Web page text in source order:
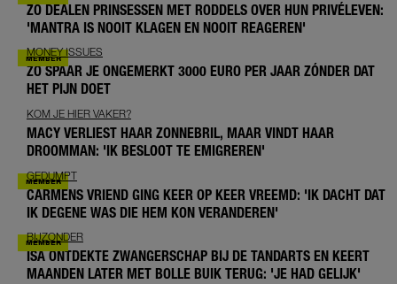
ZO DEALEN PRINSESSEN MET RODDELS OVER HUN PRIVÉLEVEN:
'MANTRA IS NOOIT KLAGEN EN NOOIT REAGEREN'
MONEY ISSUES
ZO SPAAR JE ONGEMERKT 3000 EURO PER JAAR ZÓNDER DAT
HET PIJN DOET
KOM JE HIER VAKER?
MACY VERLIEST HAAR ZONNEBRIL, MAAR VINDT HAAR
DROOMMAN: 'IK BESLOOT TE EMIGREREN'
GEDUMPT
CARMENS VRIEND GING KEER OP KEER VREEMD: 'IK DACHT DAT
IK DEGENE WAS DIE HEM KON VERANDEREN'
BIJZONDER
ISA ONTDEKTE ZWANGERSCHAP BIJ DE TANDARTS EN KEERT
MAANDEN LATER MET BOLLE BUIK TERUG: 'JE HAD GELIJK'